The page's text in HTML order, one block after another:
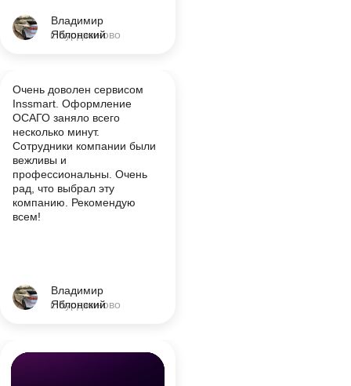
г. Курджиново
Владимир
Яблонский
г. Курджиново
Владимир
Яблонский
Очень доволен сервисом
Inssmart. Оформление
ОСАГО заняло всего
несколько минут.
Сотрудники компании были
вежливы и
профессиональны. Очень
рад, что выбрал эту
компанию. Рекомендую
всем!